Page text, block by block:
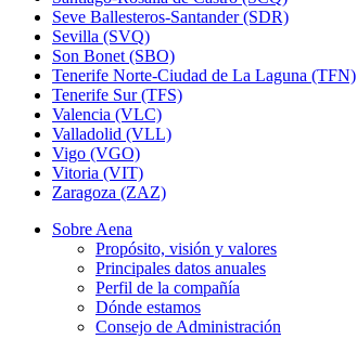
Seve Ballesteros-Santander (SDR)
Sevilla (SVQ)
Son Bonet (SBO)
Tenerife Norte-Ciudad de La Laguna (TFN)
Tenerife Sur (TFS)
Valencia (VLC)
Valladolid (VLL)
Vigo (VGO)
Vitoria (VIT)
Zaragoza (ZAZ)
Sobre Aena
Propósito, visión y valores
Principales datos anuales
Perfil de la compañía
Dónde estamos
Consejo de Administración